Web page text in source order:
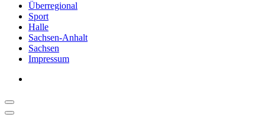
Überregional
Sport
Halle
Sachsen-Anhalt
Sachsen
Impressum